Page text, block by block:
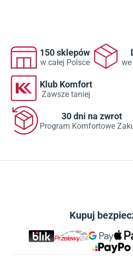
150 sklepów
w całej Polsce
Klub Komfort
Zawsze taniej
30 dni na zwrot
Program Komfortowe
Kupuj